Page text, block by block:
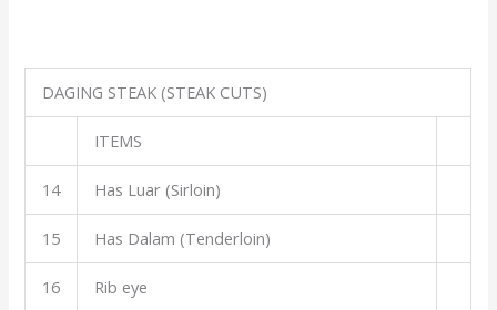
DAGING STEAK (STEAK CUTS)
ITEMS
14 Has Luar (Sirloin)
15 Has Dalam (Tenderloin)
16 Rib eye